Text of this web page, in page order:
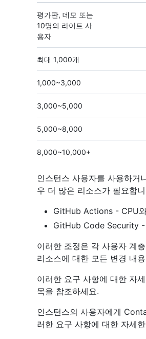
평가판, 데모 또는
10명의 라이트 사
용자
최대 1,000개
1,000~3,000
3,000~5,000
5,000~8,000
8,000~10,000+
인스턴스 사용자를 사용하
우 더 많은 리소스가 필요합
GitHub Actions - CPU
GitHub Code Security -
이러한 조정은 각 사용자 계
리소스에 대한 모든 변경 내
이러한 요구 사항에 대한 자
목을 참조하세요.
인스턴스의 사용자에게
러한 요구 사항에 대한 자세